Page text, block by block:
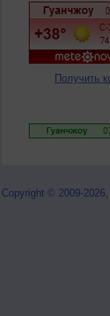
Получить
Copyright © 2009-